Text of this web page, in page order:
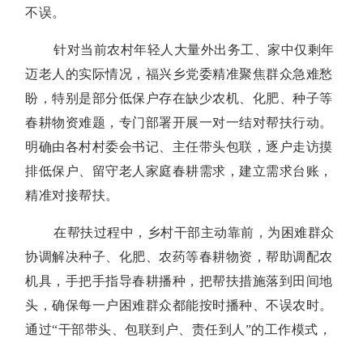
不误。
针对当前农村年轻人大量外出务工、家中仅剩年
迈老人的实际情况，福兴乡党委精准聚焦群众急难愁
盼，特别是部分低保户存在缺少农机、化肥、种子等
春耕物资难题，专门部署开展一对一结对帮扶行动。
明确由各村村委会书记、主任带头包联，逐户走访摸
排低保户、留守老人家庭春耕需求，建立需求台账，
精准对接帮扶。
在帮扶过程中，乡村干部主动靠前，为困难群众
协调解决种子、化肥、农药等春耕物资，帮助调配农
机具，手把手指导春耕播种，把帮扶措施落到田间地
头，确保每一户困难群众都能按时播种、不误农时。
通过“干部带头、包联到户、责任到人”的工作模式，